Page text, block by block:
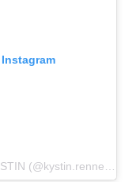
Une publication partagée par Cidres KYSTIN (@kystin.rennes)